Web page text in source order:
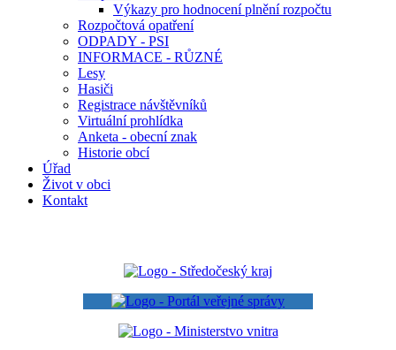
Výkazy pro hodnocení plnění rozpočtu
Rozpočtová opatření
ODPADY - PSI
INFORMACE - RŮZNÉ
Lesy
Hasiči
Registrace návštěvníků
Virtuální prohlídka
Anketa - obecní znak
Historie obcí
Úřad
Život v obci
Kontakt